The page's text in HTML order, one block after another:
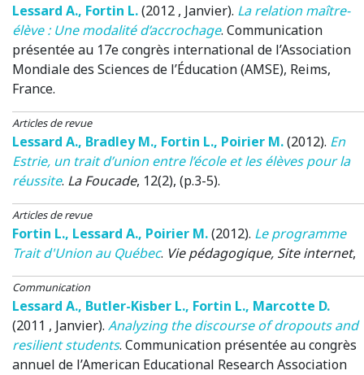
Lessard A., Fortin L.(2012 , Janvier). La relation maître-
élève : Une modalité d’accrochage. Communication
présentée au 17e congrès international de l’Association
Mondiale des Sciences de l’Éducation (AMSE), Reims,
France.
Articles de revue
Lessard A., Bradley M., Fortin L., Poirier M.(2012). En
Estrie, un trait d’union entre l’école et les élèves pour la
réussite. La Foucade, 12(2), (p.3-5).
Articles de revue
Fortin L., Lessard A., Poirier M.(2012). Le programme
Trait d'Union au Québec. Vie pédagogique, Site internet,
Communication
Lessard A., Butler-Kisber L., Fortin L., Marcotte D.
(2011 , Janvier). Analyzing the discourse of dropouts and
resilient students. Communication présentée au congrès
annuel de l’American Educational Research Association